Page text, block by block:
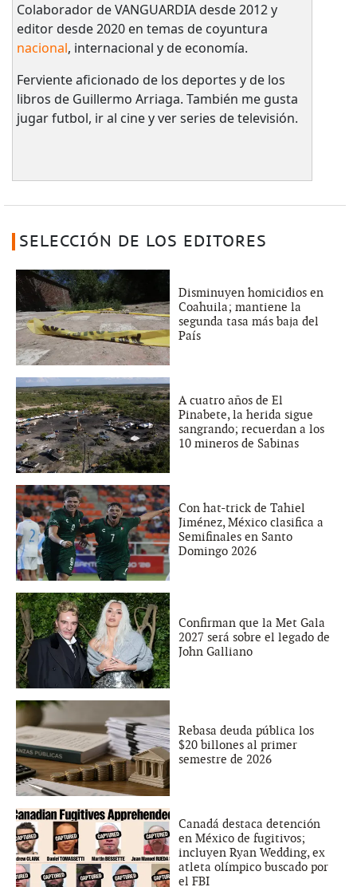
Colaborador de VANGUARDIA desde 2012 y
editor desde 2020 en temas de coyuntura
nacional, internacional y de economía.
Ferviente aficionado de los deportes y de los
libros de Guillermo Arriaga. También me gusta
jugar futbol, ir al cine y ver series de televisión.
SELECCIÓN DE LOS EDITORES
Disminuyen homicidios en
Coahuila; mantiene la
segunda tasa más baja del
País
A cuatro años de El
Pinabete, la herida sigue
sangrando; recuerdan a los
10 mineros de Sabinas
Con hat-trick de Tahiel
Jiménez, México clasifica a
Semifinales en Santo
Domingo 2026
Confirman que la Met Gala
2027 será sobre el legado de
John Galliano
Rebasa deuda pública los
$20 billones al primer
semestre de 2026
Canadá destaca detención
en México de fugitivos;
incluyen Ryan Wedding, ex
atleta olímpico buscado por
el FBI